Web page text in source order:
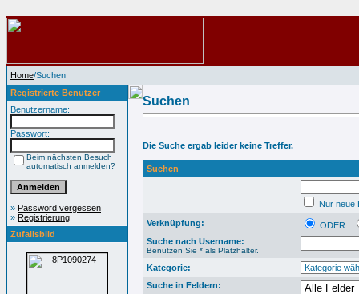
Home/Suchen
Registrierte Benutzer
Benutzername:
Passwort:
Beim nächsten Besuch
automatisch anmelden?
» Password vergessen
» Registrierung
Zufallsbild
Suchen
Die Suche ergab leider keine Treffer.
Suchen
Nur neue
Verknüpfung:
ODER
Suche nach Username:
Benutzen Sie * als Platzhalter.
Kategorie:
Suche in Feldern: